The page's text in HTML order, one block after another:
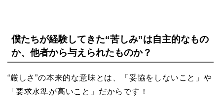
僕たちが経験してきた“苦しみ”は自主的なもの
か、他者から与えられたものか？
“厳しさ”の本来的な意味とは、「妥協をしないこと」や
「要求水準が高いこと」だからです！